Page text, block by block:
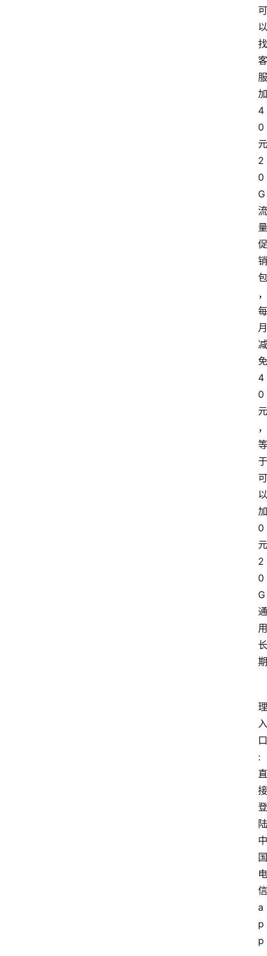
可
以
找
客
服
加
4
0
元
2
0
G
流
量
促
销
包
，
每
月
减
免
4
0
元
，
等
于
可
以
加
0
元
2
0
G
通
用
长
期
理
入
口
:
直
接
登
陆
中
国
电
信
a
p
p